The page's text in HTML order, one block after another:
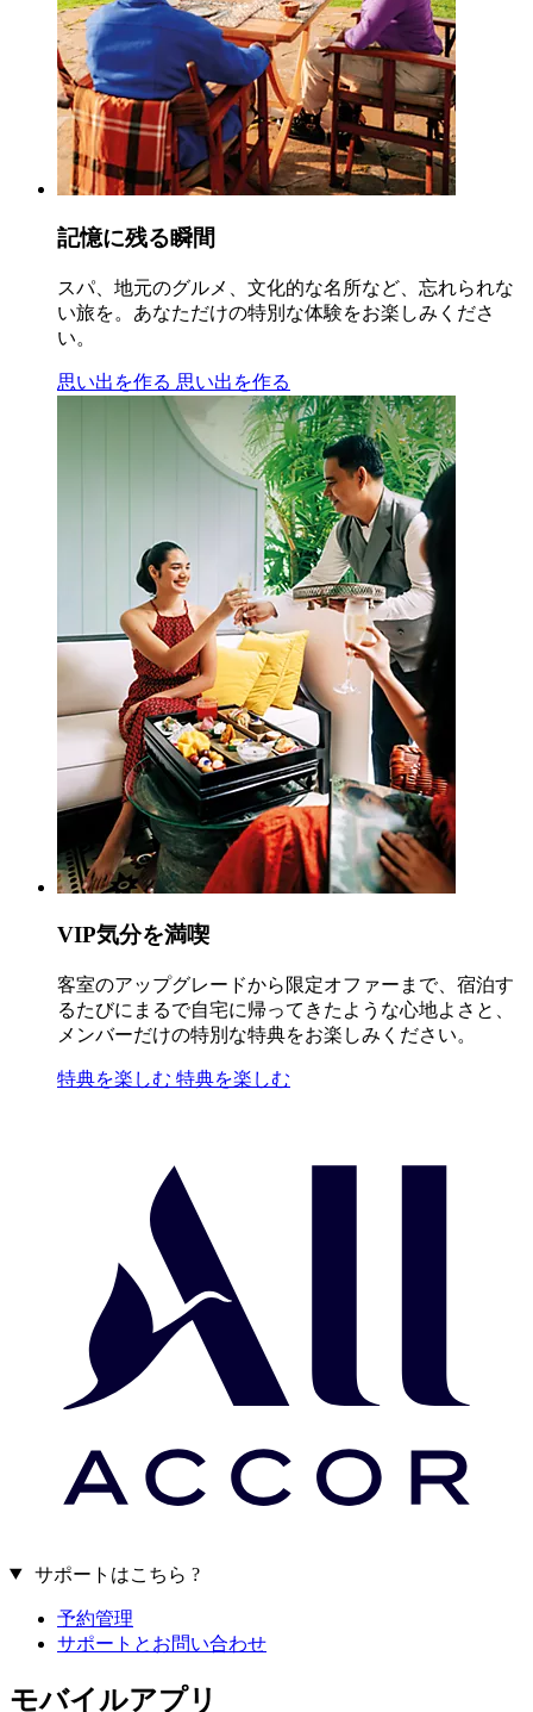
記憶に残る瞬間
スパ、地元のグルメ、文化的な名所など、忘れられな
い旅を。あなただけの特別な体験をお楽しみくださ
い。
思い出を作る 思い出を作る
VIP気分を満喫
客室のアップグレードから限定オファーまで、宿泊す
るたびにまるで自宅に帰ってきたような心地よさと、
メンバーだけの特別な特典をお楽しみください。
特典を楽しむ 特典を楽しむ
サポートはこちら ?
予約管理
サポートとお問い合わせ
モバイルアプリ